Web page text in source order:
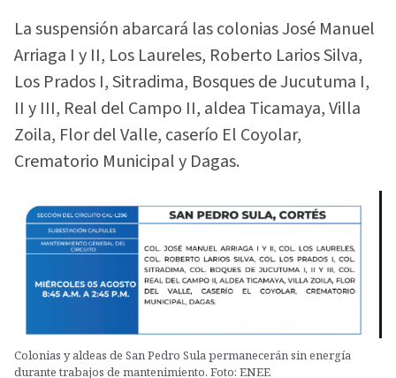
La suspensión abarcará las colonias José Manuel
Arriaga I y II, Los Laureles, Roberto Larios Silva,
Los Prados I, Sitradima, Bosques de Jucutuma I,
II y III, Real del Campo II, aldea Ticamaya, Villa
Zoila, Flor del Valle, caserío El Coyolar,
Crematorio Municipal y Dagas.
Colonias y aldeas de San Pedro Sula permanecerán sin energía
durante trabajos de mantenimiento. Foto: ENEE